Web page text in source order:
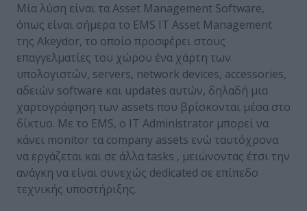
Μία λύση είναι τα Asset Management Software,
όπως είναι σήμερα το EMS IT Asset Management
της Akeydor, το οποίο προσφέρει στους
επαγγελματίες του χώρου ένα χάρτη των
υπολογιστών, servers, network devices, accessories,
αδειών software και updates αυτών, δηλαδή μια
χαρτογράφηση των assets που βρίσκονται μέσα στο
δίκτυο. Με το EMS, ο IT Administrator μπορεί να
κάνει monitor τα company assets ενώ ταυτόχρονα
να εργάζεται και σε άλλα tasks , μειώνοντας έτσι την
ανάγκη να είναι συνεχώς dedicated σε επίπεδο
τεχνικής υποστήριξης.